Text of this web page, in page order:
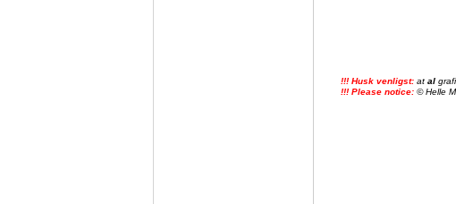
!!! Husk venligst:at al
!!! Please notice:© Helle